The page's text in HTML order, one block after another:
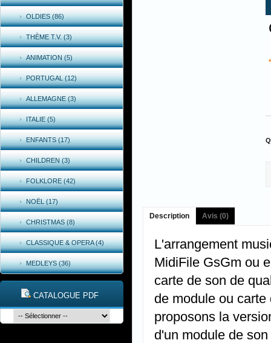
OLDIES (86)
THÈME T.V. (3)
ANIMATION (5)
PORTUGAL (12)
ALLEMAGNE (3)
ITALIE (5)
ENFANTS (17)
CHILDREN (3)
FOLKLORE (42)
NOËL (17)
CHRISTMAS (8)
CLASSIQUE & OPERA (4)
MEDLEYS (36)
CATALOGUE PDF
*
Description Avis (0)
L'arrangement
MidiFile GsGm ou
carte de son de
de module ou
proposons la
d'un module de